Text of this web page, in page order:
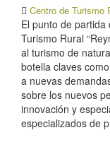
Centro de Turismo
El punto de
Turismo Rural
al turismo de
botella claves
a nuevas
sobre los nuevos
innovación y
especializados de